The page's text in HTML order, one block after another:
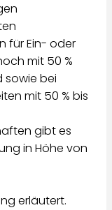
für Ein- oder
mit 50 %
sowie bei
mit 50 % bis
gibt es
in Höhe von
erläutert.